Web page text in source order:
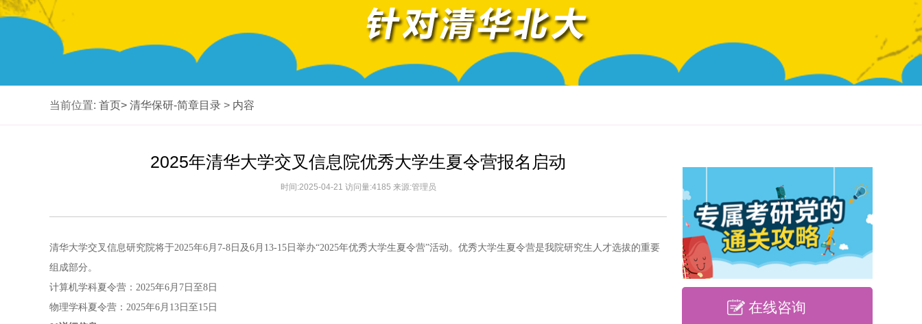
当前位置: 首页> 清华保研-简章目录 > 内容
2025年清华大学交叉信息院优秀大学生夏令营报名启动
时间:2025-04-21 访问量:4185 来源:管理员
清华大学交叉信息研究院将于2025年6月7-8日及6月13-15日举办“2025年优秀大学生夏令营”活动。优秀大学生夏令营是我院研究生人才选拔的重要
组成部分。
计算机学科夏令营：2025年6月7日至8日
物理学科夏令营：2025年6月13日至15日
在线咨询